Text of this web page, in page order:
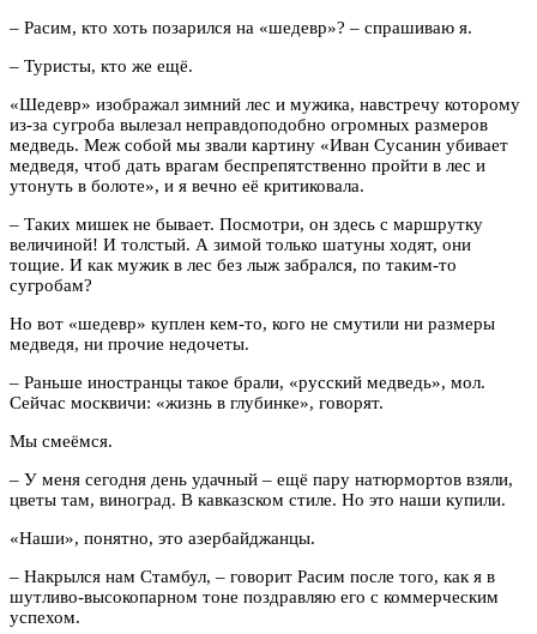
– Расим, кто хоть позарился на «шедевр»? – спрашиваю я.
– Туристы, кто же ещё.
«Шедевр» изображал зимний лес и мужика, навстречу которому
из-за сугроба вылезал неправдоподобно огромных размеров
медведь. Меж собой мы звали картину «Иван Сусанин убивает
медведя, чтоб дать врагам беспрепятственно пройти в лес и
утонуть в болоте», и я вечно её критиковала.
– Таких мишек не бывает. Посмотри, он здесь с маршрутку
величиной! И толстый. А зимой только шатуны ходят, они
тощие. И как мужик в лес без лыж забрался, по таким-то
сугробам?
Но вот «шедевр» куплен кем-то, кого не смутили ни размеры
медведя, ни прочие недочеты.
– Раньше иностранцы такое брали, «русский медведь», мол.
Сейчас москвичи: «жизнь в глубинке», говорят.
Мы смеёмся.
– У меня сегодня день удачный – ещё пару натюрмортов взяли,
цветы там, виноград. В кавказском стиле. Но это наши купили.
«Наши», понятно, это азербайджанцы.
– Накрылся нам Стамбул, – говорит Расим после того, как я в
шутливо-высокопарном тоне поздравляю его с коммерческим
успехом.